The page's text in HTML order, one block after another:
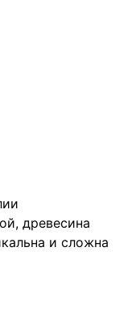
древесина
и сложна
Viber
в Whatsapp
в Messenger
в LinkedIn